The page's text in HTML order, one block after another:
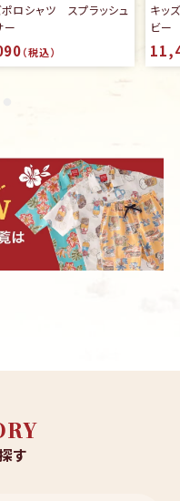
ポロシャツ キャンピン
ー
（税込）
キッ
ーサ
す